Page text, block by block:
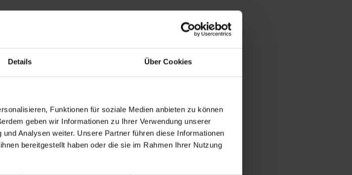
Details Über Cookies
Funktionen für soziale Medien anbieten zu können
geben wir Informationen zu Ihrer Verwendung unserer
Analysen weiter. Unsere Partner führen diese Informationen
bereitgestellt haben oder die sie im Rahmen Ihrer Nutzung